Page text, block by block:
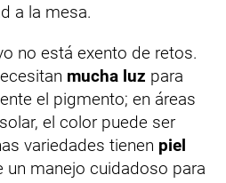
a la mesa.
no está exento de retos.
mucha luz para
el pigmento; en áreas
el color puede ser
variedades tienen piel
un manejo cuidadoso para